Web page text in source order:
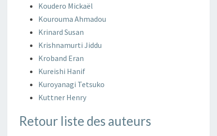
Koudero Mickaël
Kourouma Ahmadou
Krinard Susan
Krishnamurti Jiddu
Kroband Eran
Kureishi Hanif
Kuroyanagi Tetsuko
Kuttner Henry
Retour liste des auteurs